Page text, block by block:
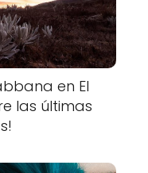
en El
las últimas